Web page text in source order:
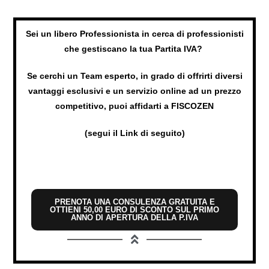
Sei un libero Professionista in cerca di professionisti
che gestiscano la tua Partita IVA?
Se cerchi un Team esperto, in grado di offrirti diversi
vantaggi esclusivi e un servizio online ad un prezzo
competitivo, puoi affidarti a FISCOZEN
(segui il Link di seguito)
PRENOTA UNA CONSULENZA GRATUITA E
OTTIENI 50,00 EURO DI SCONTO SUL PRIMO
ANNO DI APERTURA DELLA P.IVA